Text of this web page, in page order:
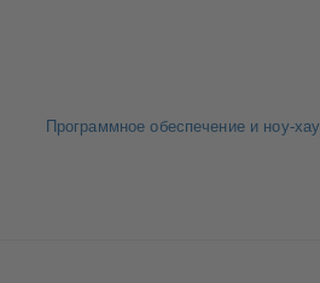
Программное обеспечение и ноу-хау